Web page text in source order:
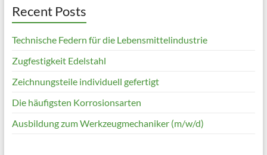
Recent Posts
Technische Federn für die Lebensmittelindustrie
Zugfestigkeit Edelstahl
Zeichnungsteile individuell gefertigt
Die häufigsten Korrosionsarten
Ausbildung zum Werkzeugmechaniker (m/w/d)